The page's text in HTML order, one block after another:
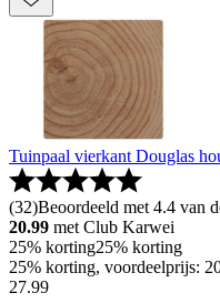
Tuinpaal vierkant Douglas
(32)Beoordeeld met 4.4 van
20.99 met Club Karwei
25% korting25% korting
25% korting, voordeelprijs:
27.99